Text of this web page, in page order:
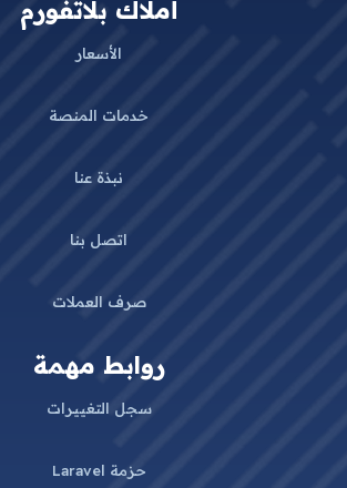
أملاك بلاتفورم
الأسعار
خدمات المنصة
نبذة عنا
اتصل بنا
صرف العملات
روابط مهمة
سجل التغييرات
حزمة Laravel